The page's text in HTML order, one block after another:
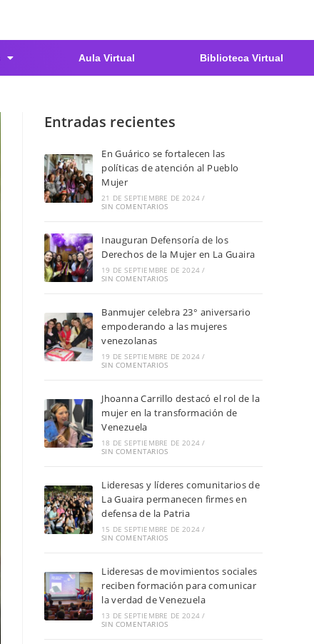
Aula Virtual Biblioteca Virtual
Entradas recientes
En Guárico se fortalecen las
políticas de atención al Pueblo
Mujer
21 DE SEPTIEMBRE DE 2024 /
SIN COMENTARIOS
Inauguran Defensoría de los
Derechos de la Mujer en La Guaira
19 DE SEPTIEMBRE DE 2024 /
SIN COMENTARIOS
Banmujer celebra 23° aniversario
empoderando a las mujeres
venezolanas
19 DE SEPTIEMBRE DE 2024 /
SIN COMENTARIOS
Jhoanna Carrillo destacó el rol de la
mujer en la transformación de
Venezuela
18 DE SEPTIEMBRE DE 2024 /
SIN COMENTARIOS
Lideresas y líderes comunitarios de
La Guaira permanecen firmes en
defensa de la Patria
15 DE SEPTIEMBRE DE 2024 /
SIN COMENTARIOS
Lideresas de movimientos sociales
reciben formación para comunicar
la verdad de Venezuela
13 DE SEPTIEMBRE DE 2024 /
SIN COMENTARIOS